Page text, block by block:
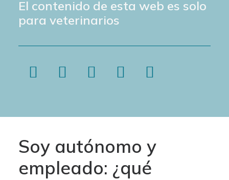
El contenido de esta web es solo
para veterinarios
Soy autónomo y
empleado: ¿qué